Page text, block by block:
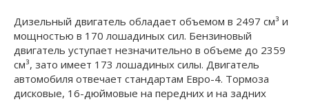
Дизельный двигатель обладает объемом в 2497 см³ и
мощностью в 170 лошадиных сил. Бензиновый
двигатель уступает незначительно в объеме до 2359
см³, зато имеет 173 лошадиных силы. Двигатель
автомобиля отвечает стандартам Евро-4. Тормоза
дисковые, 16-дюймовые на передних и на задних